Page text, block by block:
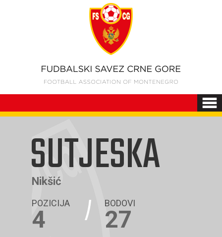
SUTJESKA
Nikšić
POZICIJA
4
BODOVI
27